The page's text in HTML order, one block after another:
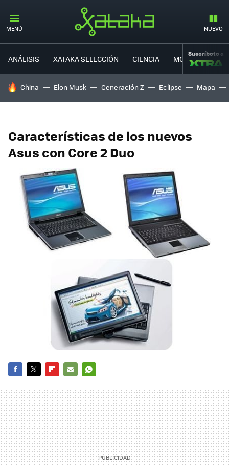
MENÚ NUEVO
ANÁLISIS XATAKA SELECCIÓN CIENCIA MOVILIDAD
Suscríbete a
HOY SE HABLA DE
China Elon Musk Generación Z Eclipse Mapa
Características de los nuevos
Asus con Core 2 Duo
MAIL